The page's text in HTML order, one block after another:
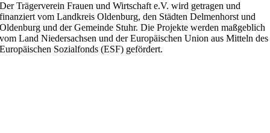
Der Trägerverein Frauen und Wirtschaft e.V. wird getragen und
finanziert vom Landkreis Oldenburg, den Städten Delmenhorst und
Oldenburg und der Gemeinde Stuhr. Die Projekte werden maßgeblich
vom Land Niedersachsen und der Europäischen Union aus Mitteln des
Europäischen Sozialfonds (ESF) gefördert.